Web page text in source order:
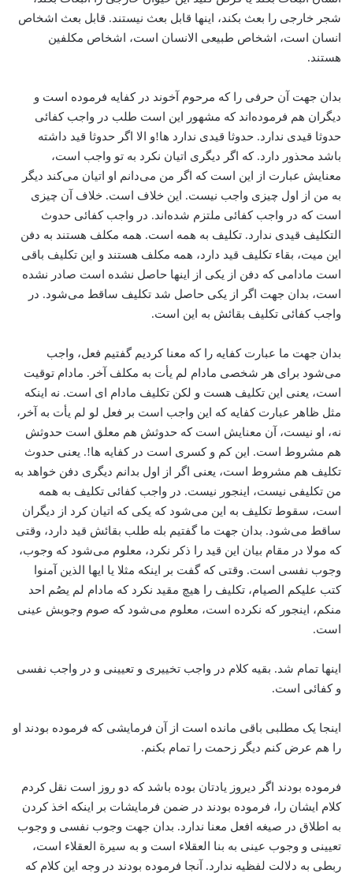
‌شجر خارجی را بعث بکند، اینها قابل بعث نیستند. قابل بعث اشخاص
انسان است، اشخاص طبیعی الانسان است، ‌اشخاص مکلفین
هستند.
بدان جهت آن حرفی را که مرحوم آخوند در کفایه فرموده است و
‌دیگران هم فرموده‌اند که مشهور این است طلب در واجب کفائی
حدوثا قیدی ندارد. حدوثا قیدی ندارد ها!‌و الا اگر حدوثا قید داشته
باشد محذور دارد. که اگر دیگری اتیان نکرد به تو واجب است،
معنایش عبارت از این است که اگر من می‌دانم او اتیان می‌کند دیگر
به من از اول چیزی واجب نیست. این خلاف است. خلاف آن چیزی
است که در واجب کفائی ملتزم شده‌اند. در واجب کفائی حدوث
التکلیف قیدی ندارد. تکلیف به همه است. همه مکلف هستند به دفن
این میت، بقاء تکلیف قید دارد، همه مکلف هستند و این تکلیف باقی
است مادامی که دفن از یکی از اینها حاصل نشده است ‌صادر نشده
است، بدان جهت اگر از یکی حاصل شد تکلیف ساقط می‌شود. در
واجب کفائی تکلیف بقائش به این است.
‌بدان جهت ما عبارت کفایه را که معنا کردیم گفتیم فعل، واجب
می‌شود برای هر شخصی مادام لم یأت به مکلف آخر. مادام توقیت
است، یعنی این تکلیف هست و لکن تکلیف مادام ‌ای است. نه اینکه
مثل ظاهر عبارت کفایه که این واجب است بر فعل لو لم یأت به آخر،
نه، ‌او نیست، آن معنایش است که حدوثش هم معلق است حدوثش
هم مشروط است. این کم و کسری است در کفایه ها!. یعنی حدوث
تکلیف هم مشروط است، یعنی اگر از اول بدانم دیگری دفن خواهد به
من تکلیفی نیست، اینجور نیست. در واجب کفائی تکلیف به همه
است، سقوط تکلیف به این می‌شود که یکی که اتیان کرد از دیگران
ساقط می‌شود. بدان جهت ما گفتیم بله طلب بقائش قید دارد، وقتی
که مولا در مقام بیان این قید را ذکر نکرد، معلوم می‌شود که وجوب،
وجوب نفسی است. وقتی که گفت بر اینکه مثلا یا ایها الذین آمنوا
کتب علیکم الصیام، تکلیف را هیچ مقید نکرد که مادام لم یصُم احد
منکم، اینجور که نکرده است، معلوم می‌شود که صوم وجوبش عینی
است.
اینها تمام شد. بقیه کلام در واجب تخییری و تعیینی و در واجب نفسی
و کفائی است.
اینجا یک مطلبی باقی مانده است از آن فرمایشی که فرموده بودند او
را هم عرض کنم دیگر زحمت را تمام بکنم.
فرموده بودند اگر دیروز یادتان بوده باشد که دو روز است نقل کردم
کلام ایشان را، فرموده بودند در ضمن فرمایشات بر اینکه اخذ کردن
به اطلاق در صیغه افعل معنا ندارد. بدان جهت وجوب نفسی و وجوب
تعیینی و وجوب عینی به بنا العقلاء است و به سیرة العقلاء است،
‌ربطی به دلالت لفظیه ندارد. آنجا فرموده بودند در وجه این کلام که